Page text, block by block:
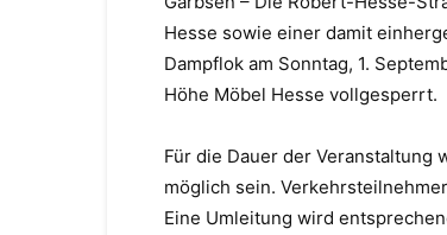
Hesse sowie einer damit
Dampflok am Sonntag, 1.
Höhe Möbel Hesse vollgesperrt.
Für die Dauer der
möglich sein.
Eine Umleitung wird